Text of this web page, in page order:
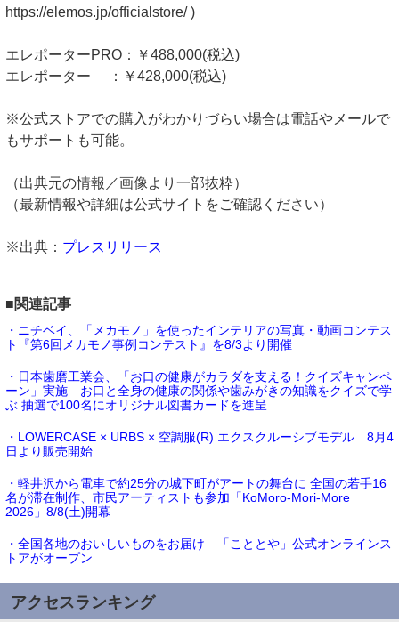
https://elemos.jp/officialstore/ )
エレポーターPRO：￥488,000(税込)
エレポーター ：￥428,000(税込)
※公式ストアでの購入がわかりづらい場合は電話やメールで
もサポートも可能。
（出典元の情報／画像より一部抜粋）
（最新情報や詳細は公式サイトをご確認ください）
※出典： プレスリリース
■関連記事
・ニチベイ、「メカモノ」を使ったインテリアの写真・動画コンテス
ト『第6回メカモノ事例コンテスト』を8/3より開催
・日本歯磨工業会、「お口の健康がカラダを支える！クイズキャンペ
ーン」実施 お口と全身の健康の関係や歯みがきの知識をクイズで学
ぶ 抽選で100名にオリジナル図書カードを進呈
・LOWERCASE × URBS × 空調服(R) エクスクルーシブモデル 8月4
日より販売開始
・軽井沢から電車で約25分の城下町がアートの舞台に 全国の若手16
名が滞在制作、市民アーティストも参加「KoMoro-Mori-More
2026」8/8(土)開幕
・全国各地のおいしいものをお届け 「こととや」公式オンラインス
トアがオープン
アクセスランキング